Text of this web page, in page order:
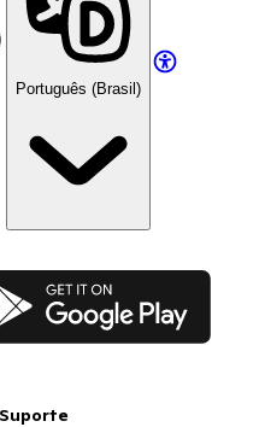
Português (Brasil)
Play
Suporte